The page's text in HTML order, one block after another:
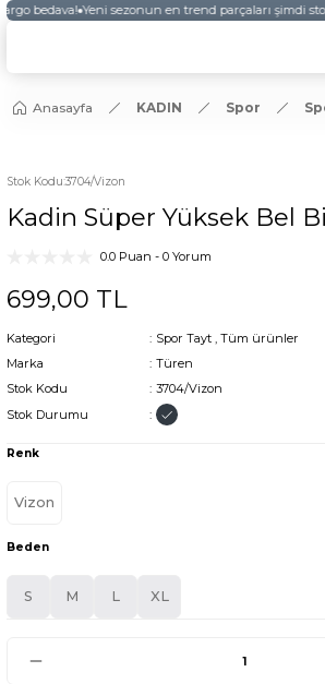
bedava! Yeni sezonun en trend parçaları şimdi
Anasayfa KADIN Spor
Stok Kodu:3704/Vizon
Kadin Süper Yüksek Bel
0.0 Puan - 0 Yorum
699,00 TL
Kategori Spor Tayt , Tüm ürünler
Marka
Türen
Stok Kodu
3704/Vizon
Stok Durumu
Renk
Vizon
Beden
S M L XL